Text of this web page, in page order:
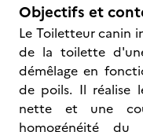
Objectifs et
Le Toiletteur canin
de la toilette
démêlage en
de poils. Il réalise
nette et une
homogénéité